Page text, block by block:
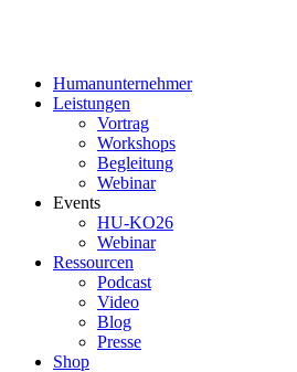
Humanunternehmer
Leistungen
Vortrag
Workshops
Begleitung
Webinar
Events
HU-KO26
Webinar
Ressourcen
Podcast
Video
Blog
Presse
Shop